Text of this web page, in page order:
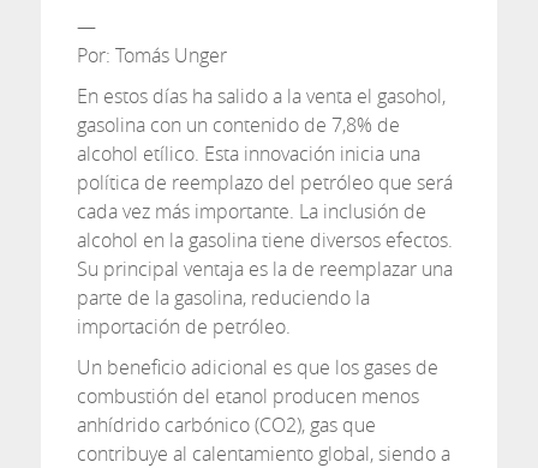
—
Por: Tomás Unger
En estos días ha salido a la venta el gasohol,
gasolina con un contenido de 7,8% de
alcohol etílico. Esta innovación inicia una
política de reemplazo del petróleo que será
cada vez más importante. La inclusión de
alcohol en la gasolina tiene diversos efectos.
Su principal ventaja es la de reemplazar una
parte de la gasolina, reduciendo la
importación de petróleo.
Un beneficio adicional es que los gases de
combustión del etanol producen menos
anhídrido carbónico (CO2), gas que
contribuye al calentamiento global, siendo a